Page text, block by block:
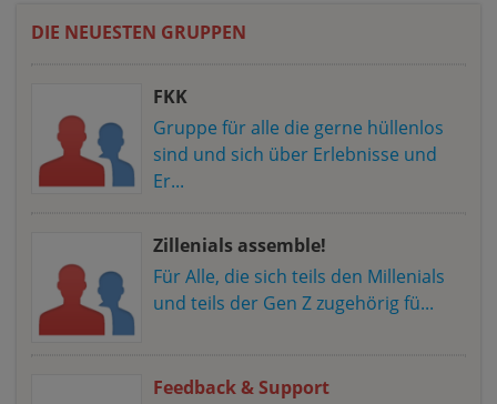
DIE NEUESTEN GRUPPEN
FKK
Gruppe für alle die gerne hüllenlos
sind und sich über Erlebnisse und
Er...
Zillenials assemble!
Für Alle, die sich teils den Millenials
und teils der Gen Z zugehörig fü...
Feedback & Support